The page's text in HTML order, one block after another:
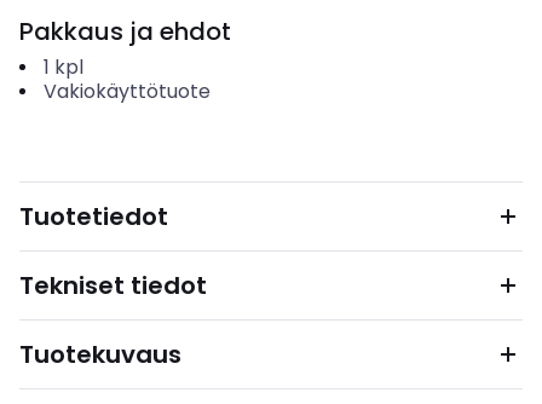
Pakkaus ja ehdot
1 kpl
Vakiokäyttötuote
Tuotetiedot
Tekniset tiedot
Tuotekuvaus